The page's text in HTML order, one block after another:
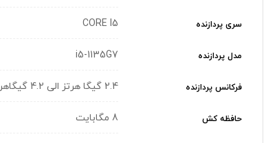
سری پردازنده CORE I5
مدل پردازنده i5-1135G7
فرکانس پردازنده 2.4 گیگا هرتز الی 4.2 گیگاهرتز
حافظه کش 8 مگابایت